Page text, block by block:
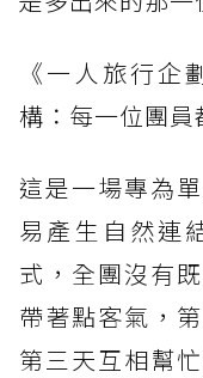
《一人旅行企
構：每一位團員
這是一場專為
易產生自然連
式，全團沒有
帶著點客氣，
第三天互相幫